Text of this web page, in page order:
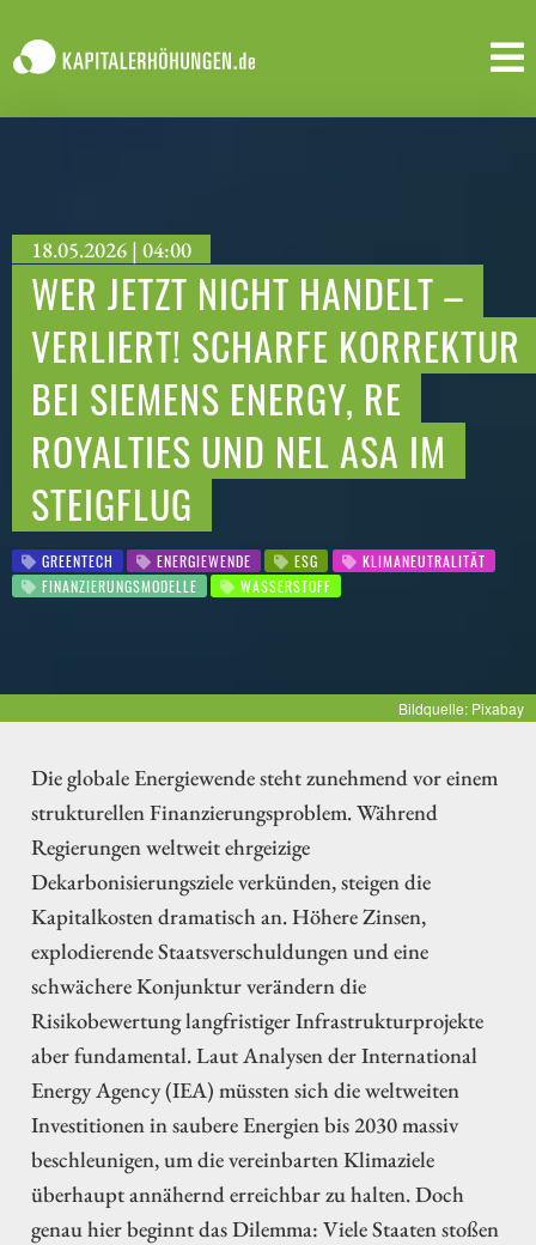
18.05.2026 | 04:00
WER JETZT NICHT HANDELT –
VERLIERT! SCHARFE KORREKTUR
BEI SIEMENS ENERGY, RE
ROYALTIES UND NEL ASA IM
STEIGFLUG
GREENTECH ENERGIEWENDE ESG
KLIMANEUTRALITÄT
FINANZIERUNGSMODELLE
WASSERSTOFF
Bildquelle: Pixabay
Die globale Energiewende steht zunehmend vor einem
strukturellen Finanzierungsproblem. Während
Regierungen weltweit ehrgeizige
Dekarbonisierungsziele verkünden, steigen die
Kapitalkosten dramatisch an. Höhere Zinsen,
explodierende Staatsverschuldungen und eine
schwächere Konjunktur verändern die
Risikobewertung langfristiger Infrastrukturprojekte
aber fundamental. Laut Analysen der International
Energy Agency (IEA) müssten sich die weltweiten
Investitionen in saubere Energien bis 2030 massiv
beschleunigen, um die vereinbarten Klimaziele
überhaupt annähernd erreichbar zu halten. Doch
genau hier beginnt das Dilemma: Viele Staaten stoßen